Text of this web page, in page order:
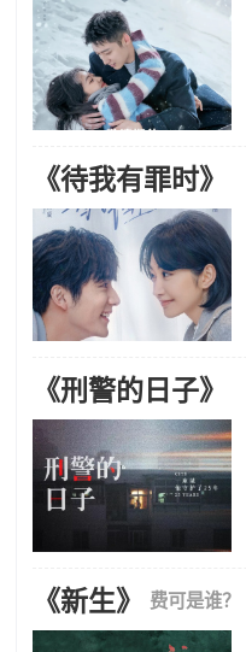
《待我有罪时》
《刑警的日子》
《新生》
费可是谁？